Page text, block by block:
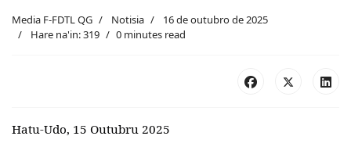
Media F-FDTL QG Notisia
16 de outubro de 2025
Hare na'in: 319
0 minutes read
Hatu-Udo, 15 Outubru 2025